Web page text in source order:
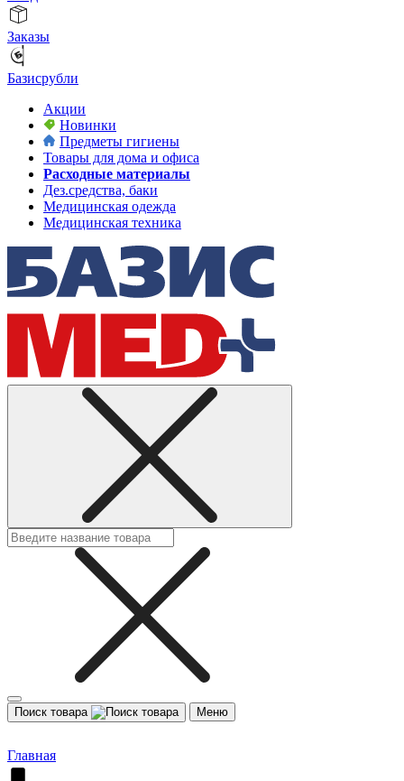
Заказы
Базисрубли
Акции
Новинки
Предметы гигиены
Товары для дома и офиса
Расходные материалы
Дез.средства, баки
Медицинская одежда
Медицинская техника
Поиск товара Меню
Главная